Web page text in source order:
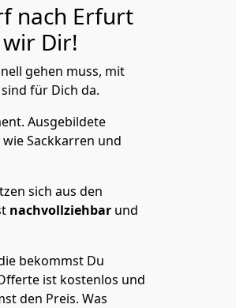
nach Erfurt
Dir!
gehen muss, mit
für Dich da.
Ausgebildete
Sackkarren und
sich aus den
nachvollziehbar und
bekommst Du
ist kostenlos und
den Preis. Was